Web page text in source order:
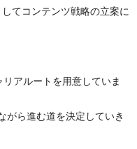
てコンテンツ戦略の立案に
アルートを用意していま
がら進む道を決定していき